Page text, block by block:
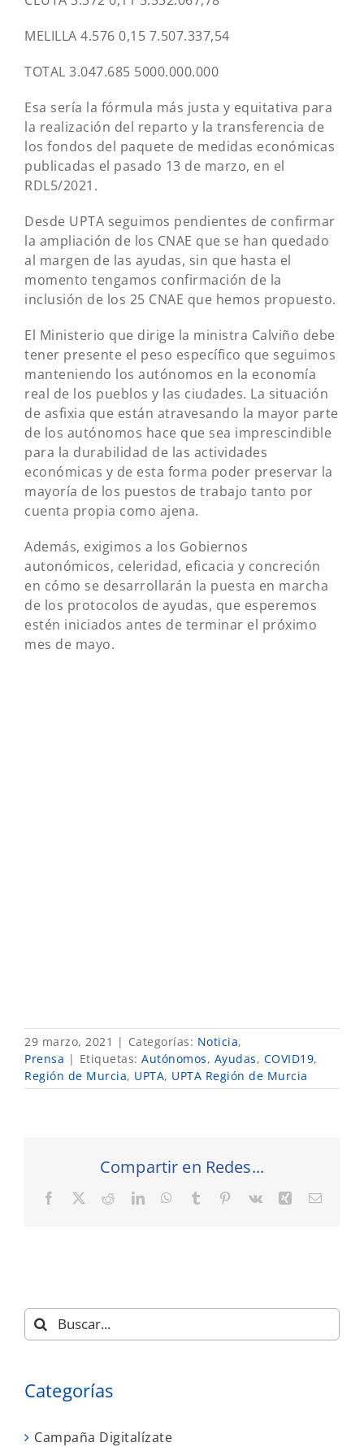
MELILLA 4.576 0,15 7.507.337,54
TOTAL 3.047.685 5000.000.000
Esa sería la fórmula más justa y equitativa para
la realización del reparto y la transferencia de
los fondos del paquete de medidas económicas
publicadas el pasado 13 de marzo, en el
RDL5/2021.
Desde UPTA seguimos pendientes de confirmar
la ampliación de los CNAE que se han quedado
al margen de las ayudas, sin que hasta el
momento tengamos confirmación de la
inclusión de los 25 CNAE que hemos propuesto.
El Ministerio que dirige la ministra Calviño debe
tener presente el peso específico que seguimos
manteniendo los autónomos en la economía
real de los pueblos y las ciudades. La situación
de asfixia que están atravesando la mayor parte
de los autónomos hace que sea imprescindible
para la durabilidad de las actividades
económicas y de esta forma poder preservar la
mayoría de los puestos de trabajo tanto por
cuenta propia como ajena.
Además, exigimos a los Gobiernos
autonómicos, celeridad, eficacia y concreción
en cómo se desarrollarán la puesta en marcha
de los protocolos de ayudas, que esperemos
estén iniciados antes de terminar el próximo
mes de mayo.
29 marzo, 2021 | Categorías: Noticia,
Prensa | Etiquetas: Autónomos, Ayudas, COVID19,
Región de Murcia, UPTA, UPTA Región de Murcia
Compartir en Redes...
Facebook RedditLinkedInWhatsApp
Tumblr Pinterest
Vk XingCorreo
Buscar:
Categorías
Campaña Digitalízate